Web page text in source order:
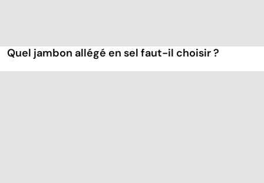
Quel jambon allégé en sel faut-il choisir ?